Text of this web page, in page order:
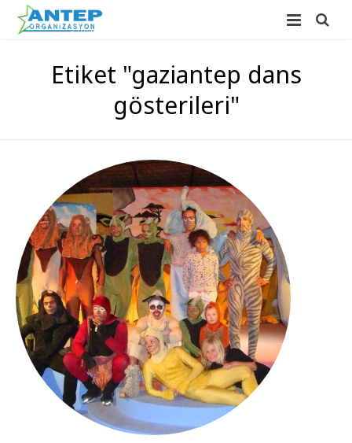
Düğün Organizasyonu
Açılış Organizasyonu
Sünnet Düğünü Organizasyonu
Süsleme Hizmetleri
Doğum Günü Organizasyonu
Balon Süsleme
Ekipman Kiralama
Palyanço Servisi
İLETİŞİM
Etiket "gaziantep dans
gösterileri"